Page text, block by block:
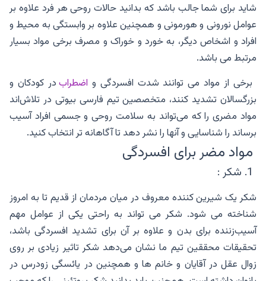
شاید برای شما جالب باشد که بدانید حالات روحی هر فرد علاوه بر
عوامل نورونی و هورمونی و همچنین علاوه بر وابستگی به محیط و
افراد و اشخاص دیگر، به خورد و خوراک و مصرف برخی مواد بسیار
مرتبط می باشد.
برخی از مواد می توانند شدت افسردگی و اضطرابدر کودکان و
بزرگسالان تشدید کنند، متخصصین تیم فارسی بیوتی در تلاش‌اند
مواد مضری را که می‌تواند به سلامت روحی و جسمی افراد آسیب
برساند را شناسایی و آنها را نشر دهد تا آگاهانه تر انتخاب کنید.
مواد مضر برای افسردگی
شکر یک شیرین کننده معروف در میان مردمان از قدیم تا به امروز
شناخته می شود. شکر می تواند به راحتی یکی از عوامل مهم
آسیب‌زننده برای بدن و علاوه بر آن برای تشدید افسردگی باشد،
تحقیقات محققین تیم ما نشان می‌دهد شکر تاثیر زیادی بر روی
زوال عقل در آقایان و خانم ها و همچنین در یائسگی زودرس در